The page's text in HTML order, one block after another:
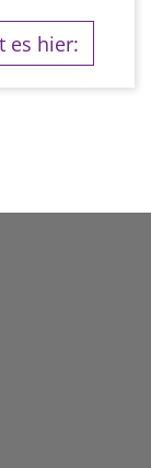
es hier: